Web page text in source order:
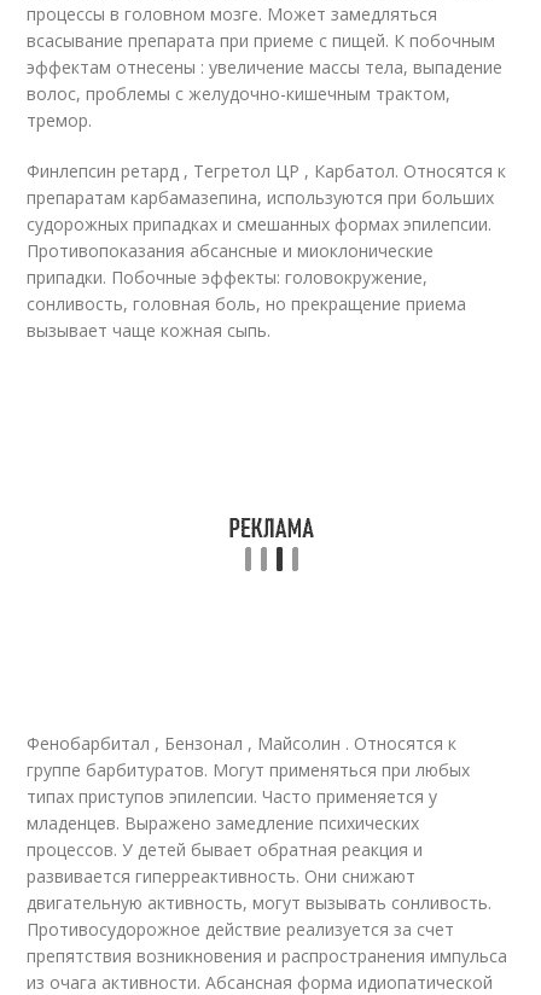
процессы в головном мозге. Может замедляться
всасывание препарата при приеме с пищей. К побочным
эффектам отнесены : увеличение массы тела, выпадение
волос, проблемы с желудочно-кишечным трактом,
тремор.
Финлепсин ретард , Тегретол ЦР , Карбатол. Относятся к
препаратам карбамазепина, используются при больших
судорожных припадках и смешанных формах эпилепсии.
Противопоказания абсансные и миоклонические
припадки. Побочные эффекты: головокружение,
сонливость, головная боль, но прекращение приема
вызывает чаще кожная сыпь.
Фенобарбитал , Бензонал , Майсолин . Относятся к
группе барбитуратов. Могут применяться при любых
типах приступов эпилепсии. Часто применяется у
младенцев. Выражено замедление психических
процессов. У детей бывает обратная реакция и
развивается гиперреактивность. Они снижают
двигательную активность, могут вызывать сонливость.
Противосудорожное действие реализуется за счет
препятствия возникновения и распространения импульса
из очага активности. Абсансная форма идиопатической